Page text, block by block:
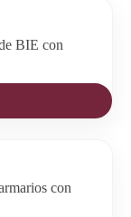
BIE con
con